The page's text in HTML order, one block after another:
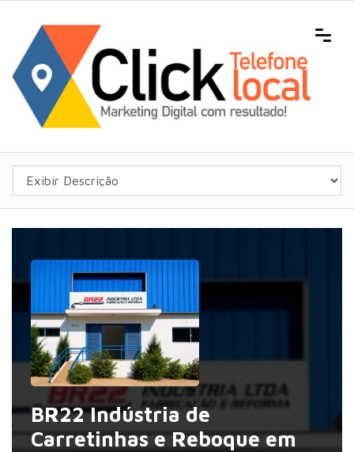
BR22 Indústria de
Carretinhas e Reboque em